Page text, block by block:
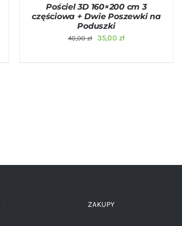
Pościel 3D 160×200 cm 3
częściowa + Dwie Poszewki na
Poduszki
40,00zł
Pierwotna
35,00 złAktualna
ZAKUPY